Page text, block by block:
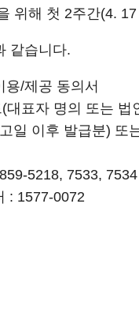
위해 첫 2주간(4.
같습니다.
용/제공 동의서
대표자 명의 또는 법
일 이후 발급분) 또
5218, 7533, 7534
: 1577-0072